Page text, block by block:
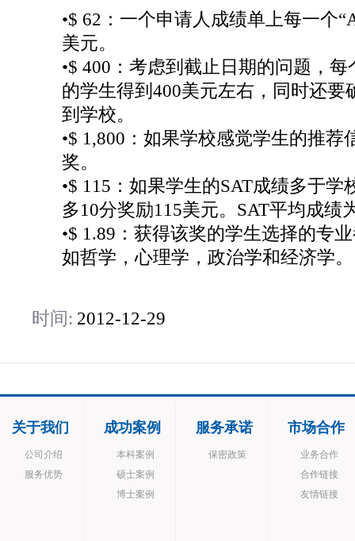
•$ 62：一个申请人成绩单上每一个
美元。
•$ 400：考虑到截止日期的问题，
的学生得到400美元左右，同时还要
到学校。
•$ 1,800：如果学校感觉学生的推荐
奖。
•$ 115：如果学生的SAT成绩多于学
多10分奖励115美元。SAT平均成绩
•$ 1.89：获得该奖的学生选择的专
如哲学，心理学，政治学和经济学。
时间: 2012-12-29
关于我们
公司介绍
服务优势
成功案例
本科案例
硕士案例
博士案例
服务承诺
保密政策
市场合作
业务合作
合作链接
友情链接